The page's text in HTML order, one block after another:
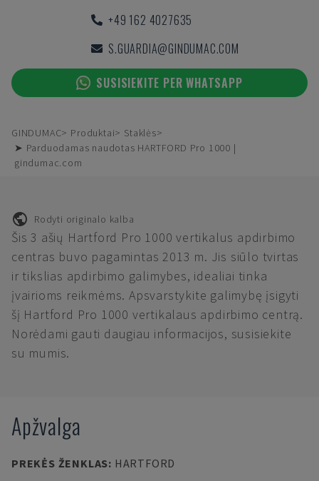
+49 162 4027635
S.GUARDIA@GINDUMAC.COM
SUSISIEKITE PER WHATSAPP
GINDUMAC Produktai
Staklės
➤ Parduodamas naudotas HARTFORD Pro 1000 |
gindumac.com
Rodyti originalo kalba
Šis 3 ašių Hartford Pro 1000 vertikalus apdirbimo
centras buvo pagamintas 2013 m. Jis siūlo tvirtas
ir tikslias apdirbimo galimybes, idealiai tinka
įvairioms reikmėms. Apsvarstykite galimybę įsigyti
šį Hartford Pro 1000 vertikalaus apdirbimo centrą.
Norėdami gauti daugiau informacijos, susisiekite
su mumis.
Apžvalga
PREKĖS ŽENKLAS: HARTFORD